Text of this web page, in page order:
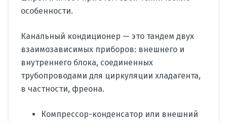
особенности.
Канальный кондиционер — это тандем двух
взаимозависимых приборов: внешнего и
внутреннего блока, соединенных
трубопроводами для циркуляции хладагента,
в частности, фреона.
Компрессор-конденсатор или внешний